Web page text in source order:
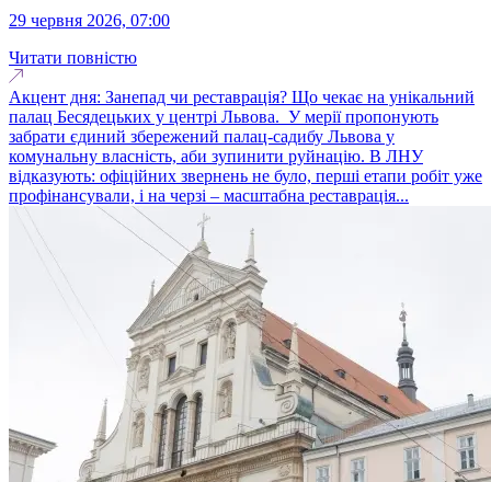
29 червня 2026, 07:00
Читати повністю
Акцент дня: Занепад чи реставрація? Що чекає на унікальний
палац Бесядецьких у центрі Львова. У мерії пропонують
забрати єдиний збережений палац-садибу Львова у
комунальну власність, аби зупинити руйнацію. В ЛНУ
відказують: офіційних звернень не було, перші етапи робіт уже
профінансували, і на черзі – масштабна реставрація...